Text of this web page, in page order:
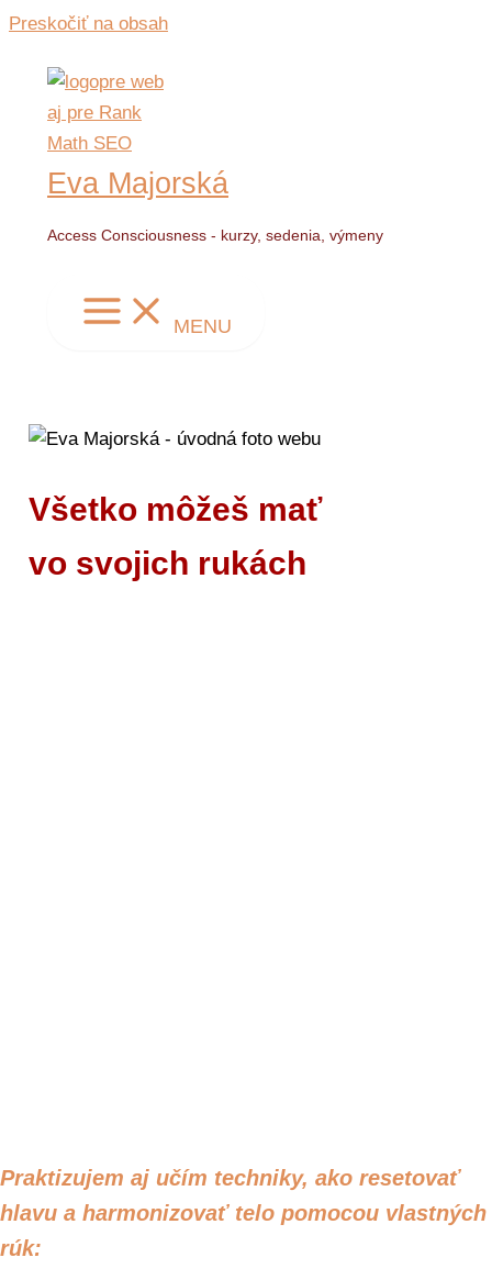
Preskočiť na obsah
Eva Majorská
Access Consciousness - kurzy, sedenia, výmeny
MENU
Všetko môžeš mať
vo svojich rukách
Praktizujem aj učím techniky, ako resetovať
hlavu a harmonizovať telo pomocou vlastných
rúk: